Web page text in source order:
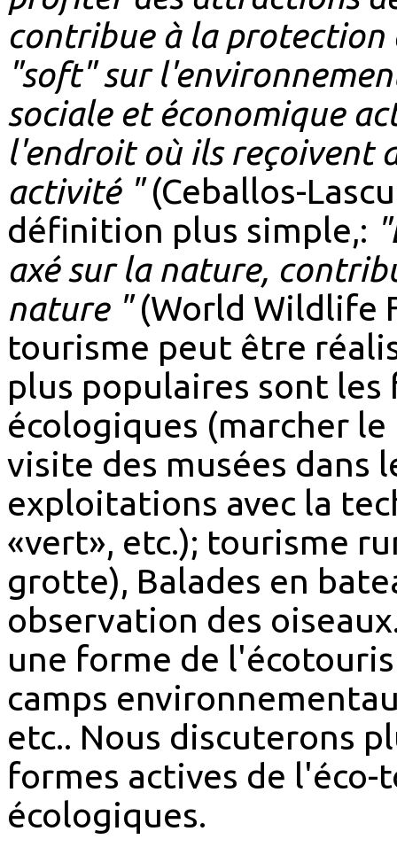
contribue à la protection
"soft" sur
sociale et économique
l'endroit où ils reçoivent
activité "(Ceballos-
définition plus simple,:
axé sur la nature,
nature "(World Wildlife
tourisme peut être
plus populaires sont les
écologiques (marcher
visite des musées dans
exploitations avec la
«vert», etc.); tourisme
grotte), Balades en
observation des
une forme de
camps
etc.. Nous discuterons
formes actives de l'éco-
écologiques.